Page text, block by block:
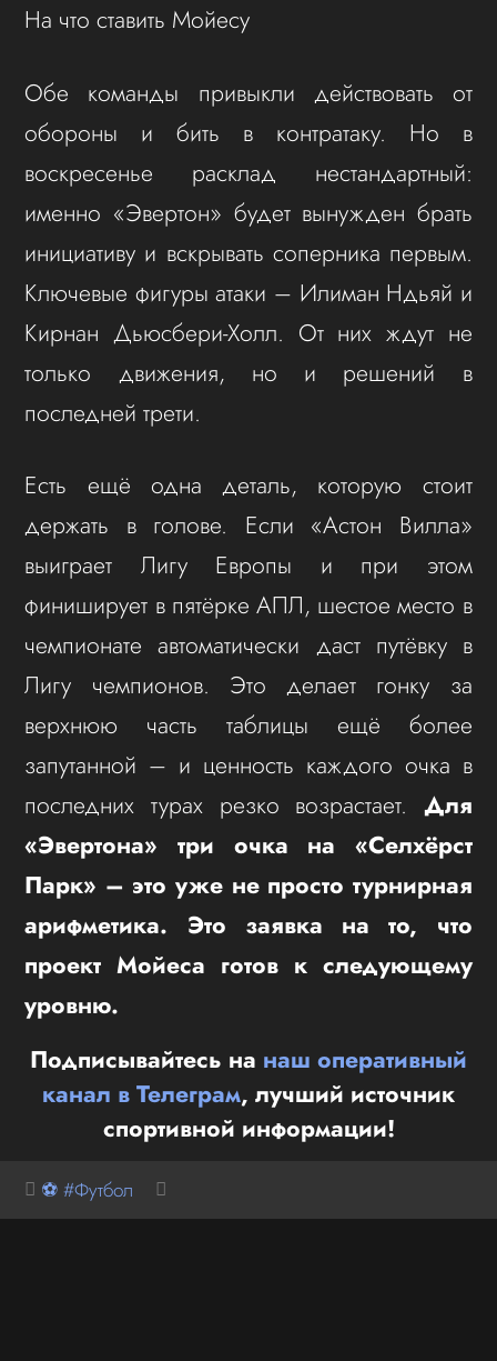
На что ставить Мойесу
Обе команды привыкли действовать от
обороны и бить в контратаку. Но в
воскресенье расклад нестандартный:
именно «Эвертон» будет вынужден брать
инициативу и вскрывать соперника первым.
Ключевые фигуры атаки – Илиман Ндьяй и
Кирнан Дьюсбери-Холл. От них ждут не
только движения, но и решений в
последней трети.
Есть ещё одна деталь, которую стоит
держать в голове. Если «Астон Вилла»
выиграет Лигу Европы и при этом
финиширует в пятёрке АПЛ, шестое место в
чемпионате автоматически даст путёвку в
Лигу чемпионов. Это делает гонку за
верхнюю часть таблицы ещё более
запутанной – и ценность каждого очка в
последних турах резко возрастает. Для
«Эвертона» три очка на «Селхёрст
Парк» – это уже не просто турнирная
арифметика. Это заявка на то, что
проект Мойеса готов к следующему
уровню.
Подписывайтесь на наш оперативный
канал в Телеграм, лучший источник
спортивной информации!
⚽ #Футбол